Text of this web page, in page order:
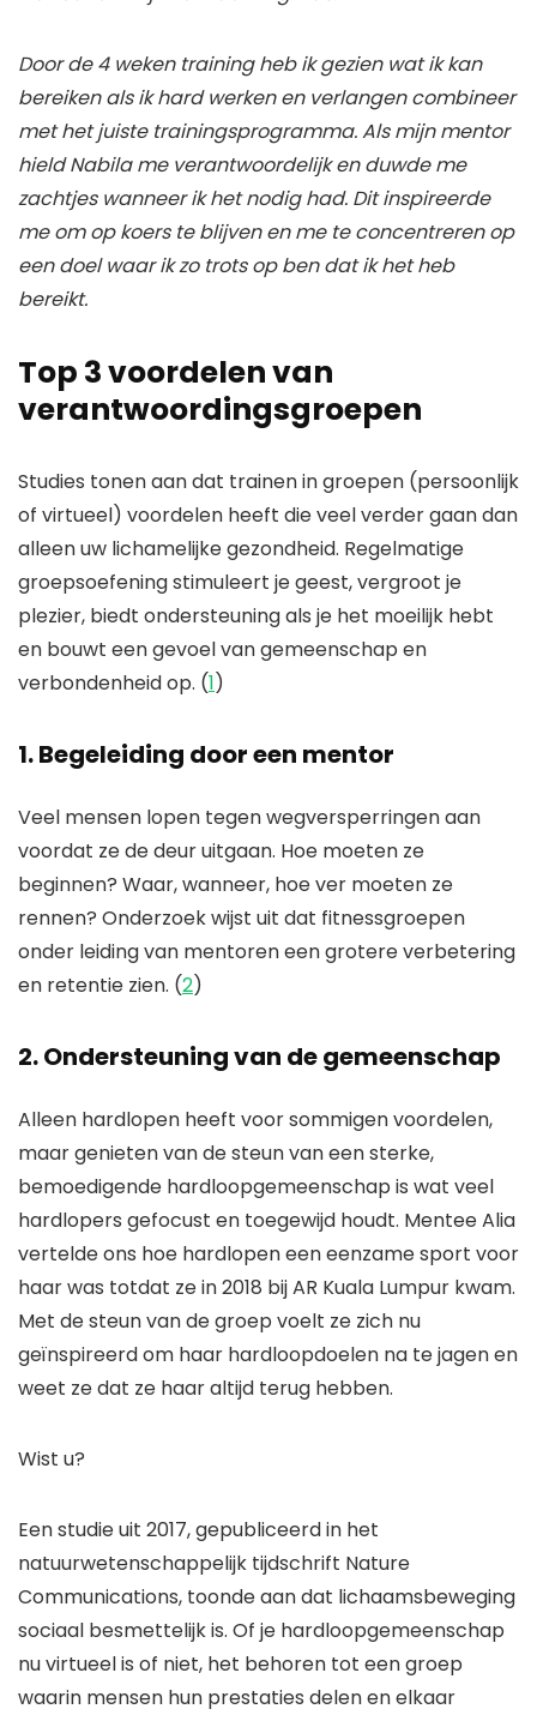
Door de 4 weken training heb ik gezien wat ik kan
bereiken als ik hard werken en verlangen combineer
met het juiste trainingsprogramma. Als mijn mentor
hield Nabila me verantwoordelijk en duwde me
zachtjes wanneer ik het nodig had. Dit inspireerde
me om op koers te blijven en me te concentreren op
een doel waar ik zo trots op ben dat ik het heb
bereikt.
Top 3 voordelen van
verantwoordingsgroepen
Studies tonen aan dat trainen in groepen (persoonlijk
of virtueel) voordelen heeft die veel verder gaan dan
alleen uw lichamelijke gezondheid. Regelmatige
groepsoefening stimuleert je geest, vergroot je
plezier, biedt ondersteuning als je het moeilijk hebt
en bouwt een gevoel van gemeenschap en
verbondenheid op. (1)
1. Begeleiding door een mentor
Veel mensen lopen tegen wegversperringen aan
voordat ze de deur uitgaan. Hoe moeten ze
beginnen? Waar, wanneer, hoe ver moeten ze
rennen? Onderzoek wijst uit dat fitnessgroepen
onder leiding van mentoren een grotere verbetering
en retentie zien. (2)
2. Ondersteuning van de gemeenschap
Alleen hardlopen heeft voor sommigen voordelen,
maar genieten van de steun van een sterke,
bemoedigende hardloopgemeenschap is wat veel
hardlopers gefocust en toegewijd houdt. Mentee Alia
vertelde ons hoe hardlopen een eenzame sport voor
haar was totdat ze in 2018 bij AR Kuala Lumpur kwam.
Met de steun van de groep voelt ze zich nu
geïnspireerd om haar hardloopdoelen na te jagen en
weet ze dat ze haar altijd terug hebben.
Wist u?
Een studie uit 2017, gepubliceerd in het
natuurwetenschappelijk tijdschrift Nature
Communications, toonde aan dat lichaamsbeweging
sociaal besmettelijk is. Of je hardloopgemeenschap
nu virtueel is of niet, het behoren tot een groep
waarin mensen hun prestaties delen en elkaar